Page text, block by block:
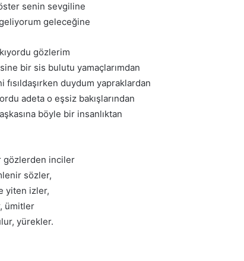
senin sevgiline
geleceğine
gözlerim
bir sis bulutu yamaçlarımdan
duydum yapraklardan
adeta o eşsiz bakışlarından
böyle bir insanlıktan
gözlerden inciler
sözler,
yiten izler,
ümitler
yürekler.